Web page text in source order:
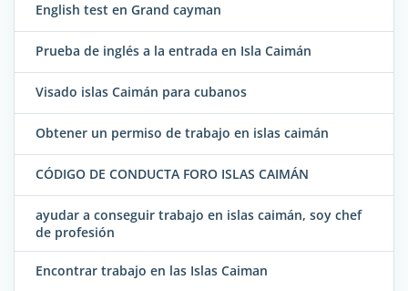
English test en Grand cayman
Prueba de inglés a la entrada en Isla Caimán
Visado islas Caimán para cubanos
Obtener un permiso de trabajo en islas caimán
CÓDIGO DE CONDUCTA FORO ISLAS CAIMÁN
ayudar a conseguir trabajo en islas caimán, soy chef
de profesión
Encontrar trabajo en las Islas Caiman